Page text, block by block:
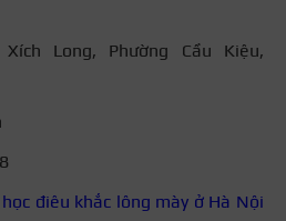
Long, Phường Cầu Kiệu,
học điêu khắc lông mày ở Hà Nội